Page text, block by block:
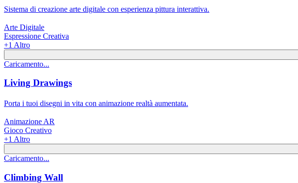
Sistema di creazione arte digitale con esperienza pittura interattiva.
Arte Digitale
Espressione Creativa
+1 Altro
Caricamento...
Living Drawings
Porta i tuoi disegni in vita con animazione realtà aumentata.
Animazione AR
Gioco Creativo
+1 Altro
Caricamento...
Climbing Wall